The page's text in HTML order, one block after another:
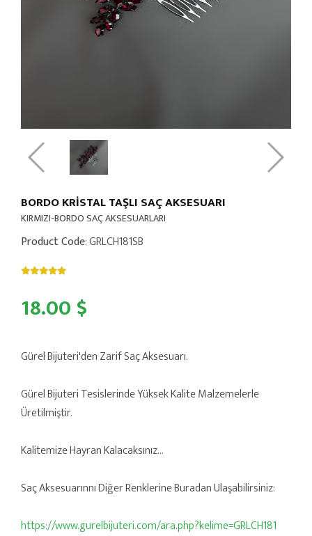
BORDO KRİSTAL TAŞLI SAÇ AKSESUARI
KIRMIZI-BORDO SAÇ AKSESUARLARI
Product Code: GRLCH181SB
18.00 $
Gürel Bijuteri'den Zarif Saç Aksesuarı.
Gürel Bijuteri Tesislerinde Yüksek Kalite Malzemelerle
Üretilmiştir.
Kalitemize Hayran Kalacaksınız...
Saç Aksesuarınnı Diğer Renklerine Buradan Ulaşabilirsiniz:
https://www.gurelbijuteri.com/ara.php?kelime=GRLCH181